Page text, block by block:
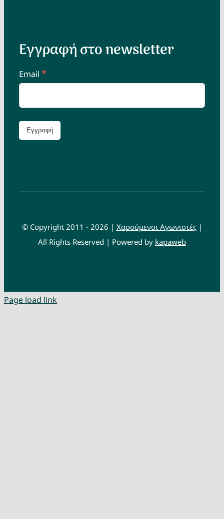
Εγγραφή στο newsletter
Email *
© Copyright 2011 - 2026 | Χαρούμενοι Αγωνιστές|
All Rights Reserved | Powered by kapaweb
Page load link